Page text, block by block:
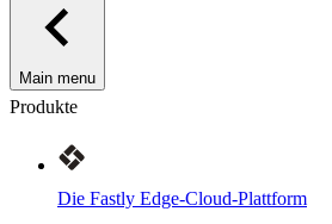
Main menu
Produkte
Die Fastly Edge-Cloud-Plattform